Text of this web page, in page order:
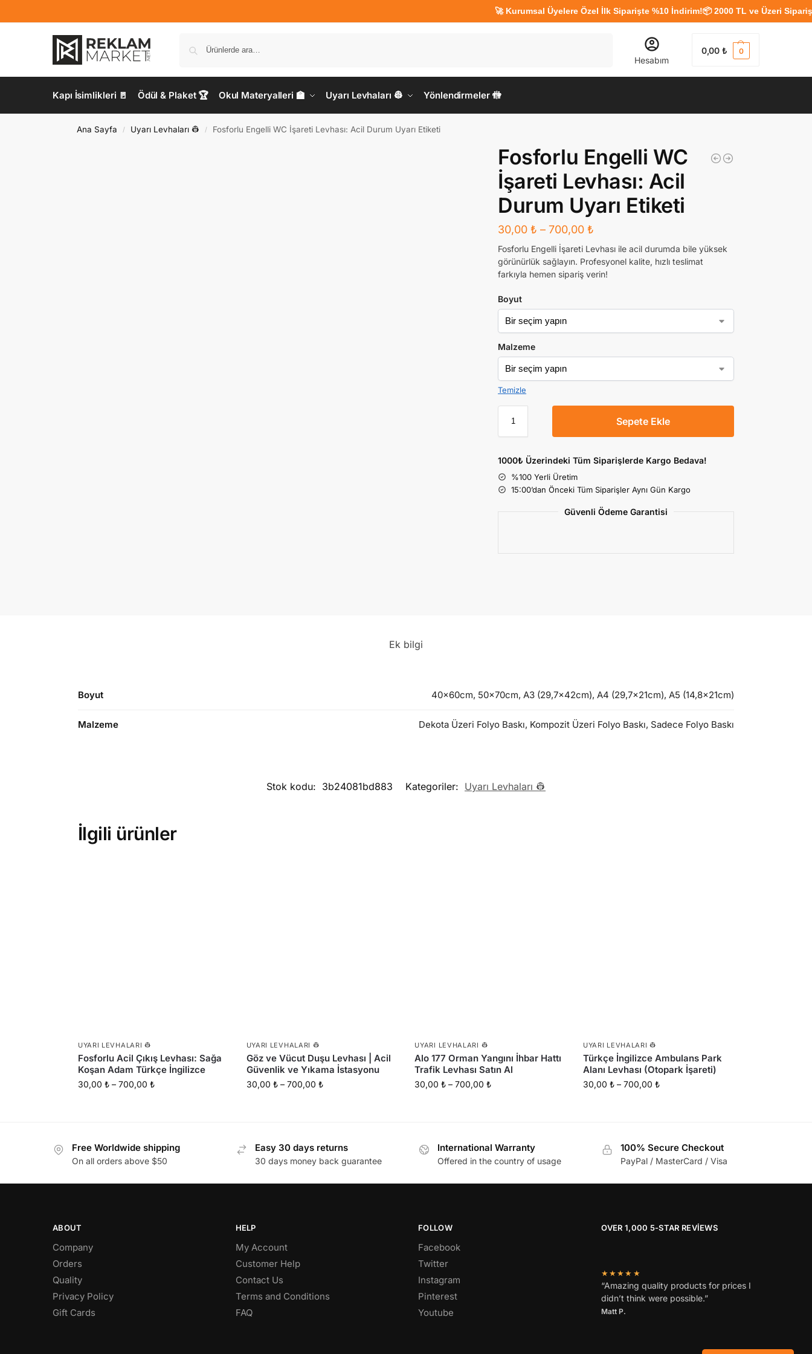
🚀 Kurumsal Üyelere Özel İlk Siparişte %10 İndirim!📦 2000 TL ve Üzeri Siparişlerde
Hesabım
0,00₺ 0
Kapı İsimlikleri 🚪 Ödül & Plaket 🏆 Okul Materyalleri 🏫 Uyarı Levhaları 👷 Yönlendirmeler 🚻
Ana Sayfa / Uyarı Levhaları 👷 / Fosforlu Engelli WC İşareti Levhası: Acil Durum Uyarı Etiketi
Fosforlu Engelli WC
İşareti Levhası: Acil
Durum Uyarı Etiketi
30,00₺ –700,00₺
Fosforlu Engelli İşareti Levhası ile acil durumda bile yüksek
görünürlük sağlayın. Profesyonel kalite, hızlı teslimat
farkıyla hemen sipariş verin!
Boyut
Malzeme
Temizle
Sepete Ekle
1000₺ Üzerindeki Tüm Siparişlerde Kargo Bedava!
%100 Yerli Üretim
15:00’dan Önceki Tüm Siparişler Aynı Gün Kargo
Güvenli Ödeme Garantisi
Ek bilgi
Boyut 40x60cm, 50x70cm, A3 (29,7x42cm), A4 (29,7x21cm), A5 (14,8x21cm)
Malzeme Dekota Üzeri Folyo Baskı, Kompozit Üzeri Folyo Baskı, Sadece Folyo Baskı
Stok kodu: 3b24081bd883 Kategoriler: Uyarı Levhaları 👷
İlgili ürünler
UYARI LEVHALARI 👷
Fosforlu Acil Çıkış Levhası: Sağa
Koşan Adam Türkçe İngilizce
30,00 ₺ – 700,00 ₺
UYARI LEVHALARI 👷
Göz ve Vücut Duşu Levhası | Acil
Güvenlik ve Yıkama İstasyonu
30,00 ₺ – 700,00 ₺
UYARI LEVHALARI 👷
Alo 177 Orman Yangını İhbar Hattı
Trafik Levhası Satın Al
30,00₺ –700,00₺
UYARI LEVHALARI 👷
Türkçe İngilizce Ambulans Park
Alanı Levhası (Otopark İşareti)
30,00₺ –700,00₺
Free Worldwide shipping
On all orders above $50
Easy 30 days returns
30 days money back guarantee
International Warranty
Offered in the country of usage
100% Secure Checkout
PayPal / MasterCard / Visa
ABOUT
Company
Orders
Quality
Privacy Policy
Gift Cards
HELP
My Account
Customer Help
Contact Us
Terms and Conditions
FAQ
FOLLOW
Facebook
Twitter
Instagram
Pinterest
Youtube
OVER 1,000 5-STAR REVIEWS
★★★★★
“Amazing quality products for prices I
didn’t think were possible.”
Matt P.